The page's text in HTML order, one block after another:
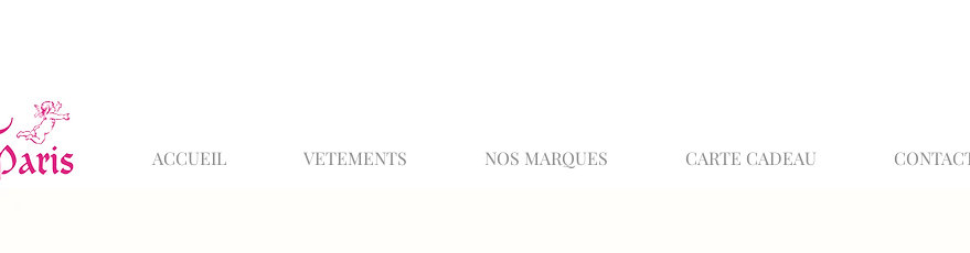
ACCUEIL VETEMENTS NOS MARQUES CARTE CADEAU